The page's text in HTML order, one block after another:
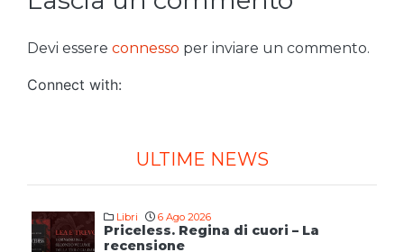
Devi essere connesso per inviare un commento.
Connect with:
ULTIME NEWS
Libri 6 Ago 2026
Priceless. Regina di cuori – La
recensione